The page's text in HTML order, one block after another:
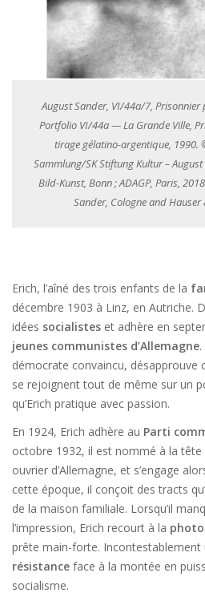
August Sander, VI/44a/7,
Portfolio VI/44a — La Grande Ville,
tirage gélatino-argentique, 1990.
Sammlung/SK Stiftung Kultur –
Bild-Kunst, Bonn ; ADAGP, Paris,
Sander, Cologne and Hauser
Erich, l’aîné des trois enfants de la
décembre 1903 à Linz, en Autriche.
idées socialistes et adhère en
jeunes communistes d’Allemagne
démocrate convaincu, désapprouve
se rejoignent tout de même sur un
qu’Erich pratique avec passion.
En 1924, Erich adhère au Parti
octobre 1932, il est nommé à la tête
ouvrier d’Allemagne, et s’engage
cette époque, il conçoit des tracts
de la maison familiale. Lorsqu’il
l’impression, Erich recourt à la
prête main-forte. Incontestablement
résistance face à la montée en
socialisme.